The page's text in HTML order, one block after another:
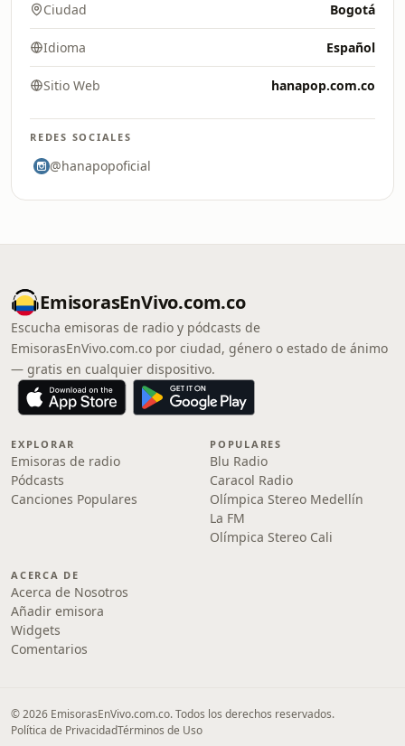
Ciudad Bogotá
Idioma Español
Sitio Web hanapop.com.co
REDES SOCIALES
@hanapopoficial
EmisorasEnVivo.com.co
Escucha emisoras de radio y pódcasts de
EmisorasEnVivo.com.co por ciudad, género o estado de ánimo
— gratis en cualquier dispositivo.
EXPLORAR
Emisoras de radio
Pódcasts
Canciones Populares
POPULARES
Blu Radio
Caracol Radio
Olímpica Stereo Medellín
La FM
Olímpica Stereo Cali
ACERCA DE
Acerca de Nosotros
Añadir emisora
Widgets
Comentarios
© 2026 EmisorasEnVivo.com.co. Todos los derechos reservados.
Política de PrivacidadTérminos de Uso